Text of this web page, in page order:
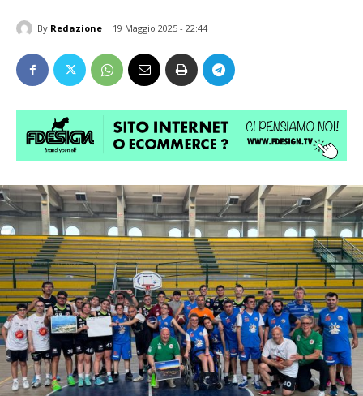
By Redazione 19 Maggio 2025 - 22:44